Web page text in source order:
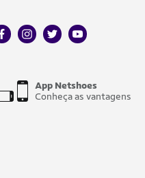
instagram
twitteryoutube
App Netshoes
Conheça as vantagens